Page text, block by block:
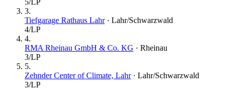
5/LP
3.
Tiefgarage Rathaus Lahr· Lahr/Schwarzwald
4/LP
4.
RMA Rheinau GmbH & Co. KG · Rheinau
3/LP
5.
Zehnder Center of Climate, Lahr· Lahr/Schwarzwald
3/LP